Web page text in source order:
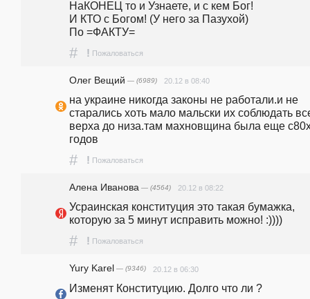
НаКОНЕЦ то и Узнаете, и с кем Бог!
И КТО с Богом! (У него за Пазухой)
По =ФАКТУ=
# ! Пожаловаться
Олег Вещий — (6989) 20.12 в 08:40
на украине никогда законы не работали.и не
старались хоть мало мальски их соблюдать
верха до низа.там махновщина была еще
годов
# ! Пожаловаться
Алена Иванова — (4564) 20.12 в 08:22
Усраинская конституция это такая бумажка,
которую за 5 минут исправить можно! :))))
# ! Пожаловаться
Yury Karel — (9346) 20.12 в 06:30
Изменят Конституцию. Долго что ли ?